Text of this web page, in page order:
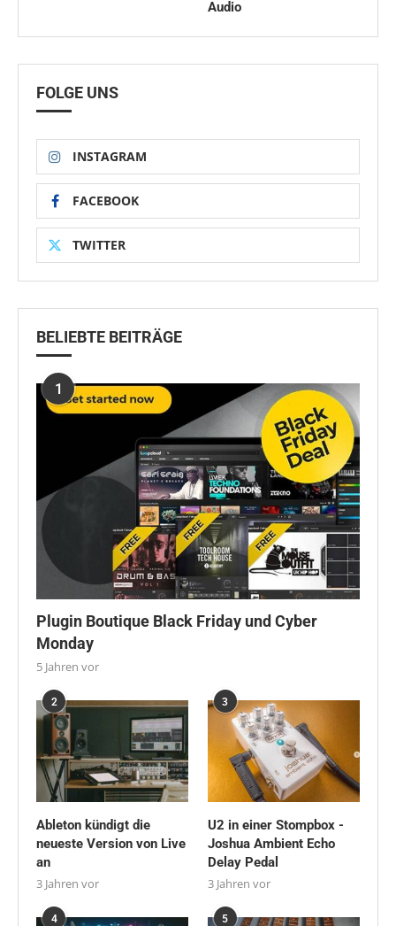
Audio
FOLGE UNS
INSTAGRAM
FACEBOOK
TWITTER
BELIEBTE BEITRÄGE
1
Plugin Boutique Black Friday und Cyber
Monday
5 Jahren vor
2
Ableton kündigt die
neueste Version von Live
an
3 Jahren vor
3
U2 in einer Stompbox -
Joshua Ambient Echo
Delay Pedal
3 Jahren vor
4 5